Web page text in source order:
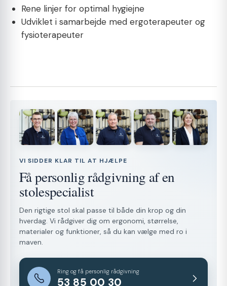
Rene linjer for optimal hygiejne
Udviklet i samarbejde med ergoterapeuter og
fysioterapeuter
VI SIDDER KLAR TIL AT HJÆLPE
Få personlig rådgivning af en
stolespecialist
Den rigtige stol skal passe til både din krop og din
hverdag. Vi rådgiver dig om ergonomi, størrelse,
materialer og funktioner, så du kan vælge med ro i
maven.
Ring og få personlig rådgivning
53 85 00 30